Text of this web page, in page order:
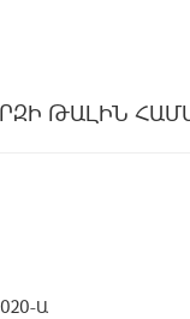
ԹԱԼԻՆ
Ա